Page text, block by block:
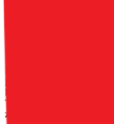
řemínku jej můžete mít
Vzor na pouzdru MEZZO,
typu, nebyl malován ani
zajišťuje jeho trvanlivost,
pouzdra s jemnou,
Pouzdro má dvě kapsy na
karty, tak bankovky.
pouzdra a umožňuje vám
kůže dodává pouzdru
TPU usnadňuje vložení
zajišťuje pevné držení a